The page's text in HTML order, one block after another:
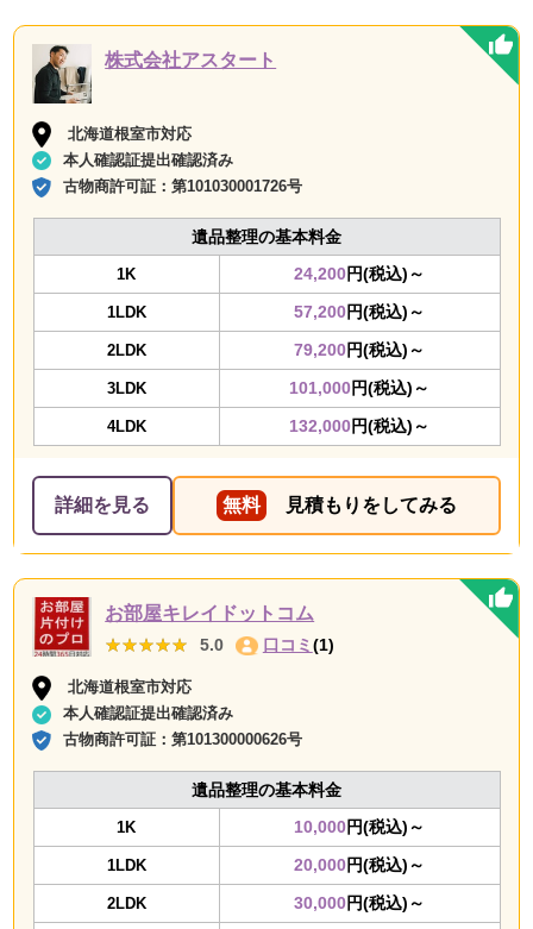
株式会社アスタート
北海道根室市対応
本人確認証提出確認済み
古物商許可証：第101030001726号
遺品整理の基本料金
1K 24,200円(税込)～
1LDK 57,200円(税込)～
2LDK 79,200円(税込)～
3LDK 101,000円(税込)～
4LDK 132,000円(税込)～
詳細を見る 無料 見積もりをしてみる
お部屋キレイドットコム
★★★★★
★★★★★ 5.0 口コミ (1)
北海道根室市対応
本人確認証提出確認済み
古物商許可証：第101300000626号
遺品整理の基本料金
1K 10,000円(税込)～
1LDK 20,000円(税込)～
2LDK 30,000円(税込)～